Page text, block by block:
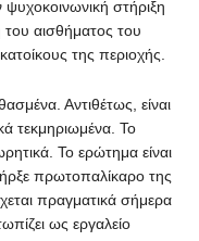
στήριξη
αισθήματος του
της περιοχής.
Αντιθέτως, είναι
τεκμηριωμένα. Το
Το ερώτημα είναι
πρωτοπαλίκαρο της
πραγματικά σήμερα
ως εργαλείο